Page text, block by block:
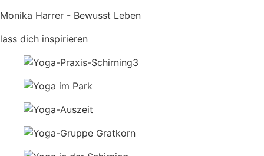
Monika Harrer - Bewusst Leben
lass dich inspirieren